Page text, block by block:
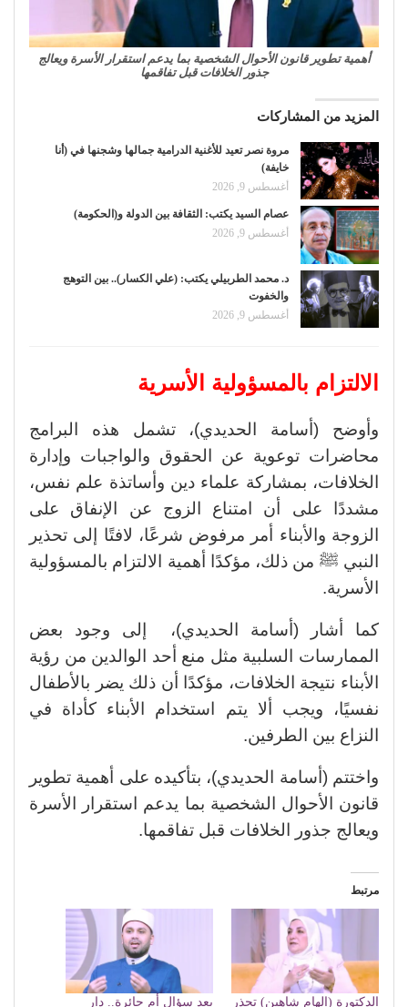
أهمية تطوير قانون الأحوال الشخصية بما يدعم استقرار الأسرة ويعالج
جذور الخلافات قبل تفاقمها
المزيد من المشاركات
مروة نصر تعيد للأغنية الدرامية جمالها وشجنها في (أنا
خايفة)
أغسطس 9, 2026
عصام السيد يكتب: الثقافة بين الدولة و(الحكومة)
أغسطس 9, 2026
د. محمد الطربيلي يكتب: (علي الكسار).. بين التوهج
والخفوت
أغسطس 9, 2026
الالتزام بالمسؤولية الأسرية
وأوضح (أسامة الحديدي)، تشمل هذه البرامج
محاضرات توعوية عن الحقوق والواجبات وإدارة
الخلافات، بمشاركة علماء دين وأساتذة علم نفس،
مشددًا على أن امتناع الزوج عن الإنفاق على
الزوجة والأبناء أمر مرفوض شرعًا، لافتًا إلى تحذير
النبي ﷺ من ذلك، مؤكدًا أهمية الالتزام بالمسؤولية
الأسرية.
كما أشار (أسامة الحديدي)، إلى وجود بعض
الممارسات السلبية مثل منع أحد الوالدين من رؤية
الأبناء نتيجة الخلافات، مؤكدًا أن ذلك يضر بالأطفال
نفسيًا، ويجب ألا يتم استخدام الأبناء كأداة في
النزاع بين الطرفين.
واختتم (أسامة الحديدي)، بتأكيده على أهمية تطوير
قانون الأحوال الشخصية بما يدعم استقرار الأسرة
ويعالج جذور الخلافات قبل تفاقمها.
مرتبط
الدكتورة (إلهام شاهين) تحذر بعد سؤال أمٍ حائرة.. دار